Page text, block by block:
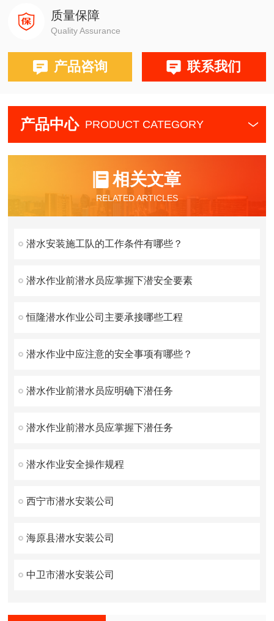
质量保障
Quality Assurance
产品咨询 联系我们
产品中心 PRODUCT CATEGORY
相关文章
RELATED ARTICLES
潜水安装施工队的工作条件有哪些？
潜水作业前潜水员应掌握下潜安全要素
恒隆潜水作业公司主要承接哪些工程
潜水作业中应注意的安全事项有哪些？
潜水作业前潜水员应明确下潜任务
潜水作业前潜水员应掌握下潜任务
潜水作业安全操作规程
西宁市潜水安装公司
海原县潜水安装公司
中卫市潜水安装公司